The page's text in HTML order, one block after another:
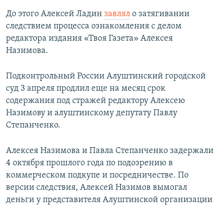
До этого Алексей Ладин завлял о затягивании
следствием процесса ознакомления с делом
редактора издания «Твоя Газета» Алексея
Назимова.
Подконтрольный России Алуштинский городской
суд 3 апреля продлил еще на месяц срок
содержания под стражей редактору Алексею
Назимову и алуштинскому депутату Павлу
Степанченко.
Алексея Назимова и Павла Степанченко задержали
4 октября прошлого года по подозрению в
коммерческом подкупе и посредничестве. По
версии следствия, Алексей Назимов вымогал
деньги у представителя Алуштинской организации